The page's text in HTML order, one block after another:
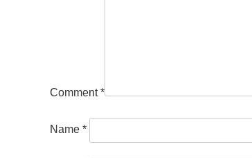
Comment*
Name *